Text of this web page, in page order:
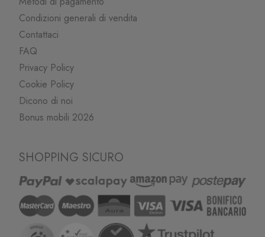
Condizioni generali di vendita
Contattaci
FAQ
Privacy Policy
Cookie Policy
Dicono di noi
Bonus mobili 2026
SHOPPING SICURO